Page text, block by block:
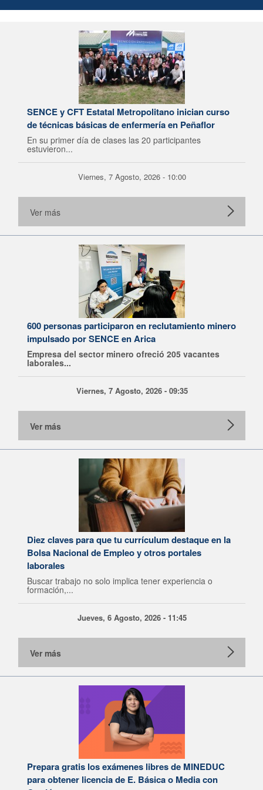
SENCE y CFT Estatal Metropolitano inician curso
de técnicas básicas de enfermería en Peñaflor
En su primer día de clases las 20 participantes
estuvieron...
Viernes, 7 Agosto, 2026 - 10:00
Ver más
600 personas participaron en reclutamiento minero
impulsado por SENCE en Arica
Empresa del sector minero ofreció 205 vacantes
laborales...
Viernes, 7 Agosto, 2026 - 09:35
Ver más
Diez claves para que tu currículum destaque en la
Bolsa Nacional de Empleo y otros portales
laborales
Buscar trabajo no solo implica tener experiencia o
formación,...
Jueves, 6 Agosto, 2026 - 11:45
Ver más
Prepara gratis los exámenes libres de MINEDUC
para obtener licencia de E. Básica o Media con